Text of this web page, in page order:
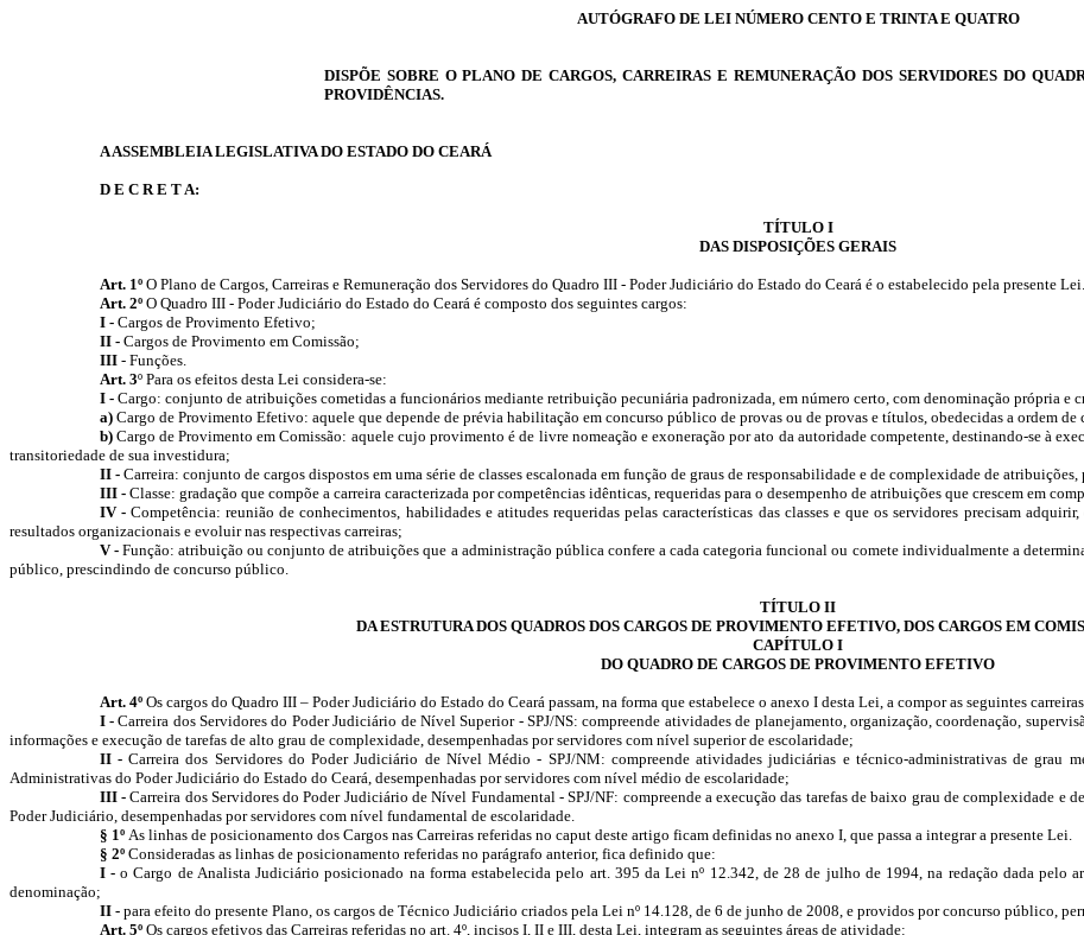
AUTÓGRAFO DE LEI NÚMERO CENTO E TRINTA E QUATRO
DISPÕE SOBRE O PLANO DE CARGOS, CARREIRAS E REMUNERAÇÃO DOS SERVIDORES DO
PROVIDÊNCIAS.
A ASSEMBLEIA LEGISLATIVA DO ESTADO DO CEARÁ
D E C R E T A:
TÍTULO I
DAS DISPOSIÇÕES GERAIS
Art. 1ºO Plano de Cargos, Carreiras e Remuneração dos Servidores do Quadro III - Poder Judiciário do Estado do Ceará é o estabelecido pela presente Lei.
Art. 2ºO Quadro III - Poder Judiciário do Estado do Ceará é composto dos seguintes cargos:
I - Cargos de Provimento Efetivo;
II - Cargos de Provimento em Comissão;
III- Funções.
Art. 3º Para os efeitos desta Lei considera-se:
I - Cargo: conjunto de atribuições cometidas a funcionários mediante retribuição pecuniária padronizada, em número certo, com denominação própria e
a)Cargo de Provimento Efetivo: aquele que depende de prévia habilitação em concurso público de provas ou de provas e títulos, obedecidas a ordem de
b)Cargo de Provimento em Comissão: aquele cujo provimento é de livre nomeação e exoneração por ato da autoridade competente, destinando-se à
transitoriedade de sua investidura;
II - Carreira: conjunto de cargos dispostos em uma série de classes escalonada em função de graus de responsabilidade e de complexidade de
III - Classe: gradação que compõe a carreira caracterizada por competências idênticas, requeridas para o desempenho de atribuições que crescem em
IV - Competência: reunião de conhecimentos, habilidades e atitudes requeridas pelas características das classes e que os servidores precisam
resultados organizacionais e evoluir nas respectivas carreiras;
V - Função: atribuição ou conjunto de atribuições que a administração pública confere a cada categoria funcional ou comete individualmente a
público, prescindindo de concurso público.
TÍTULO II
DA ESTRUTURA DOS QUADROS DOS CARGOS DE PROVIMENTO EFETIVO, DOS CARGOS EM
CAPÍTULO I
DO QUADRO DE CARGOS DE PROVIMENTO EFETIVO
Art. 4ºOs cargos do Quadro III – Poder Judiciário do Estado do Ceará passam, na forma que estabelece o anexo I desta Lei, a compor as seguintes
I -Carreira dos Servidores do Poder Judiciário de Nível Superior - SPJ/NS: compreende atividades de planejamento, organização, coordenação,
informações e execução de tarefas de alto grau de complexidade, desempenhadas por servidores com nível superior de escolaridade;
II -Carreira dos Servidores do Poder Judiciário de Nível Médio - SPJ/NM: compreende atividades judiciárias e técnico-administrativas de grau
Administrativas do Poder Judiciário do Estado do Ceará, desempenhadas por servidores com nível médio de escolaridade;
III -Carreira dos Servidores do Poder Judiciário de Nível Fundamental - SPJ/NF: compreende a execução das tarefas de baixo grau de complexidade
Poder Judiciário, desempenhadas por servidores com nível fundamental de escolaridade.
§ 1º As linhas de posicionamento dos Cargos nas Carreiras referidas no caput deste artigo ficam definidas no anexo I, que passa a integrar a presente Lei.
§ 2º Consideradas as linhas de posicionamento referidas no parágrafo anterior, fica definido que:
I -o Cargo de Analista Judiciário posicionado na forma estabelecida pelo art. 395 da Lei nº 12.342, de 28 de julho de 1994, na redação dada pelo
denominação;
II -para efeito do presente Plano, os cargos de Técnico Judiciário criados pela Lei nº 14.128, de 6 de junho de 2008, e providos por concurso público,
Art. 5ºOs cargos efetivos das Carreiras referidas no art. 4º, incisos I, II e III, desta Lei, integram as seguintes áreas de atividade: